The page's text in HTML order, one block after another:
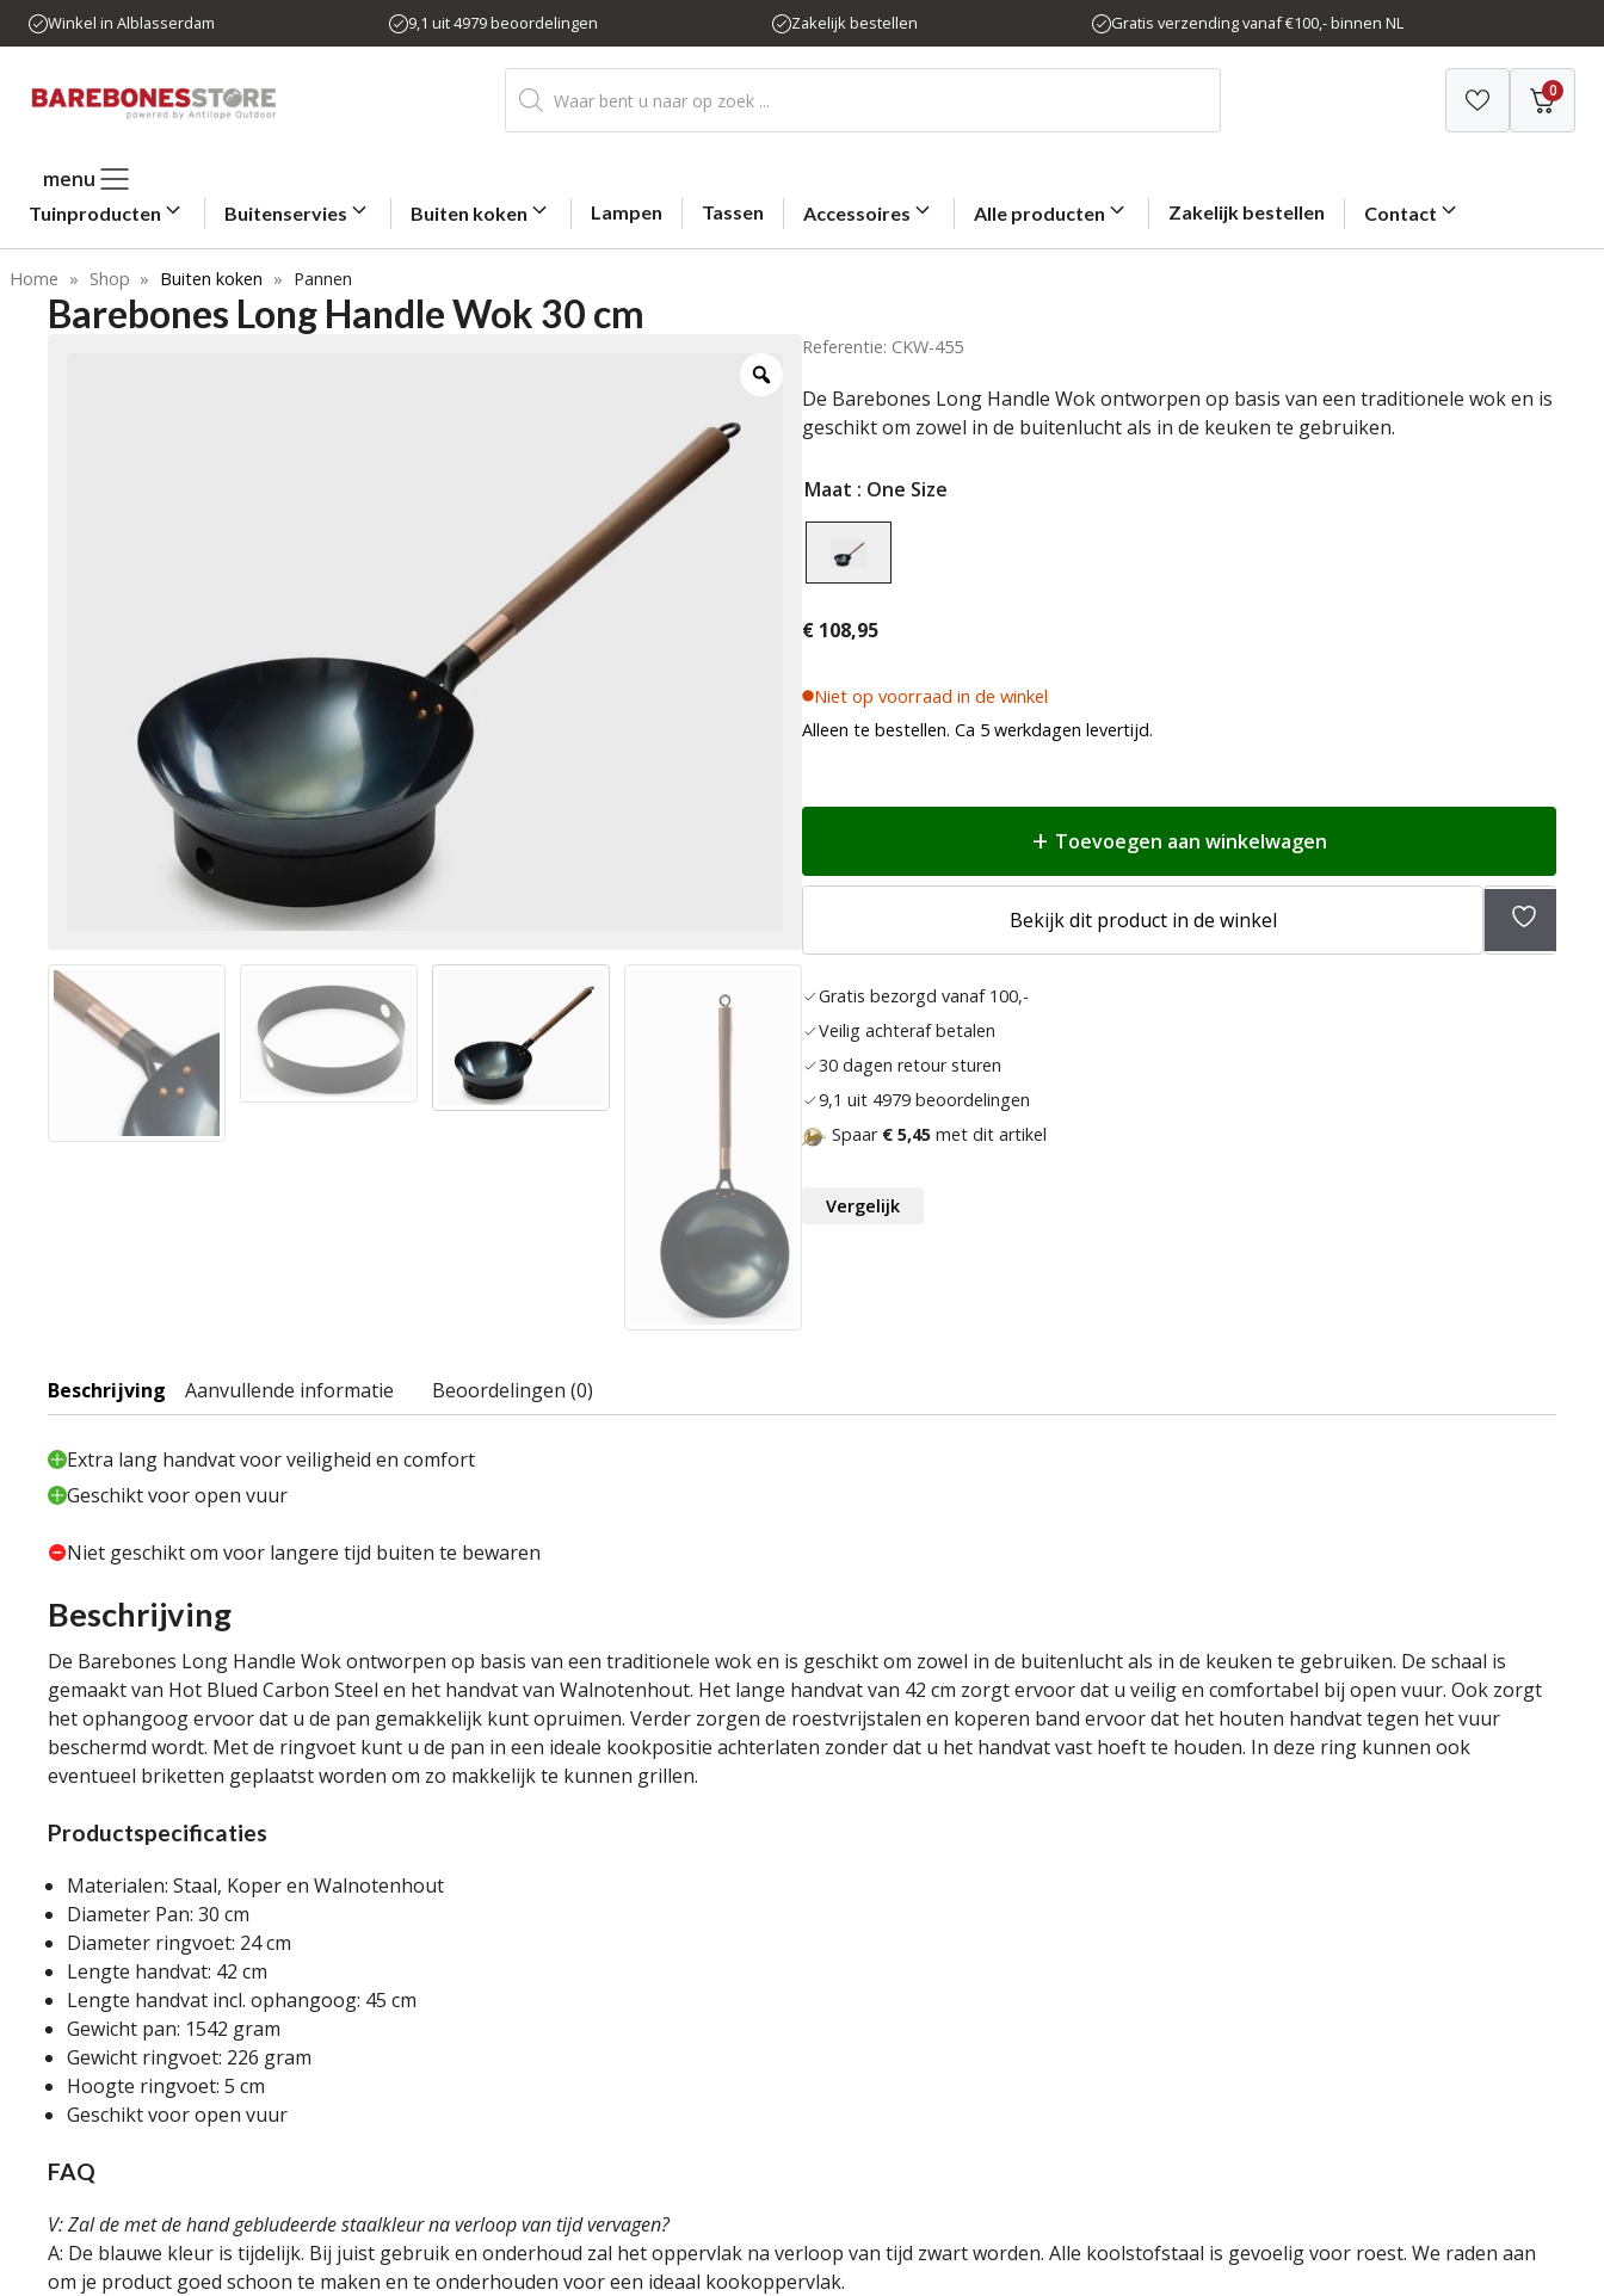
naar
inhoud
Winkel in Alblasserdam 9,1 uit 4979 beoordelingen Zakelijk bestellen Gratis verzending vanaf €100,- binnen NL
Producten
zoeken 0
menu
Tuinproducten Buitenservies Buiten koken Lampen Tassen Accessoires Alle producten Zakelijk bestellen Contact
Home » Shop » Buiten koken » Pannen
Barebones Long Handle Wok 30 cm
Referentie: CKW-455
De Barebones Long Handle Wok ontworpen op basis van een traditionele wok en is
geschikt om zowel in de buitenlucht als in de keuken te gebruiken.
Maat : One Size
€ 108,95
Niet op voorraad in de winkel
Alleen te bestellen. Ca 5 werkdagen levertijd.
Toevoegen aan winkelwagen
Bekijk dit product in de winkel
Gratis bezorgd vanaf 100,-
Veilig achteraf betalen
30 dagen retour sturen
9,1 uit 4979 beoordelingen
Spaar € 5,45 met dit artikel
Vergelijk
Beschrijving Aanvullende informatie Beoordelingen (0)
Extra lang handvat voor veiligheid en comfort
Geschikt voor open vuur
Niet geschikt om voor langere tijd buiten te bewaren
Beschrijving
De Barebones Long Handle Wok ontworpen op basis van een traditionele wok en is geschikt om zowel in de buitenlucht als in de keuken te gebruiken. De schaal is
gemaakt van Hot Blued Carbon Steel en het handvat van Walnotenhout. Het lange handvat van 42 cm zorgt ervoor dat u veilig en comfortabel bij open vuur. Ook zorgt
het ophangoog ervoor dat u de pan gemakkelijk kunt opruimen. Verder zorgen de roestvrijstalen en koperen band ervoor dat het houten handvat tegen het vuur
beschermd wordt. Met de ringvoet kunt u de pan in een ideale kookpositie achterlaten zonder dat u het handvat vast hoeft te houden. In deze ring kunnen ook
eventueel briketten geplaatst worden om zo makkelijk te kunnen grillen.
Productspecificaties
Materialen: Staal, Koper en Walnotenhout
Diameter Pan: 30 cm
Diameter ringvoet: 24 cm
Lengte handvat: 42 cm
Lengte handvat incl. ophangoog: 45 cm
Gewicht pan: 1542 gram
Gewicht ringvoet: 226 gram
Hoogte ringvoet: 5 cm
Geschikt voor open vuur
FAQ
V: Zal de met de hand gebludeerde staalkleur na verloop van tijd vervagen?
A: De blauwe kleur is tijdelijk. Bij juist gebruik en onderhoud zal het oppervlak na verloop van tijd zwart worden. Alle koolstofstaal is gevoelig voor roest. We raden aan
om je product goed schoon te maken en te onderhouden voor een ideaal kookoppervlak.